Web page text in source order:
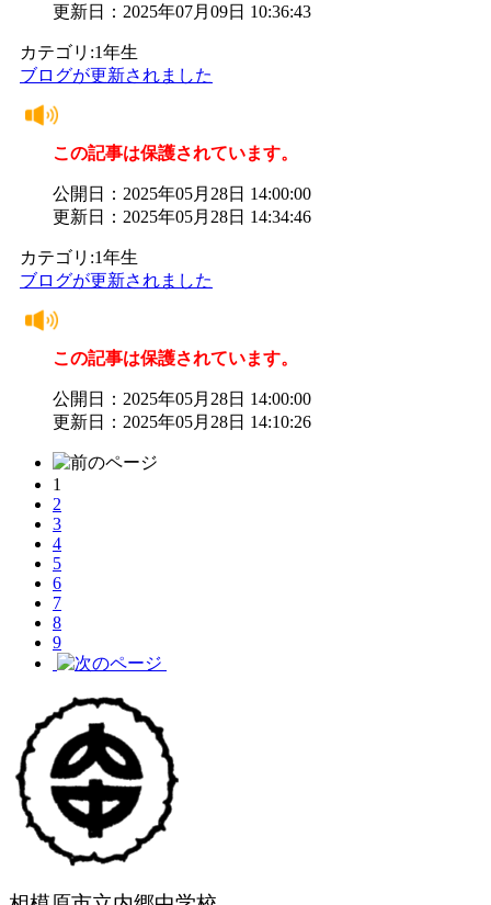
更新日：2025年07月09日 10:36:43
カテゴリ:1年生
ブログが更新されました
この記事は保護されています。
公開日：2025年05月28日 14:00:00
更新日：2025年05月28日 14:34:46
カテゴリ:1年生
ブログが更新されました
この記事は保護されています。
公開日：2025年05月28日 14:00:00
更新日：2025年05月28日 14:10:26
1
2
3
4
5
6
7
8
9